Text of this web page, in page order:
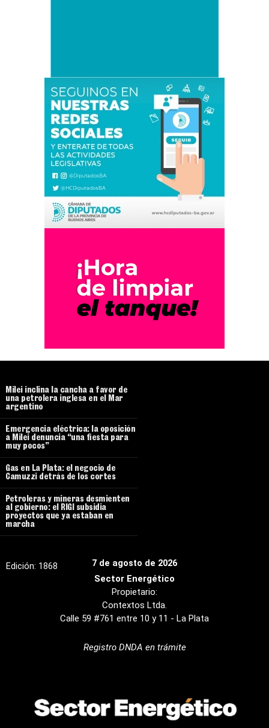
7 de agosto de 2026
Edición: 1868
Sector Energético
Propietario:
Contextos Ltda.
Calle 59 #761 entre 10 y 11 - La Plata
Registro DNDA en trámite
Milei inclina la cancha a favor de
una petrolera inglesa en el Mar
argentino
Emergencia eléctrica: la oposición
a Milei denuncia “una fiesta para
muy pocos”
Gas en La Plata: el negocio de
Camuzzi detrás de los cortes
Petroleras y mineras desmienten
al gobierno: el RIGI subsidia
proyectos que ya estaban en
marcha